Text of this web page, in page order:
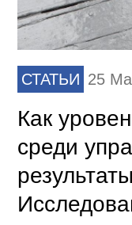
СТАТЬИ 25
Как
среди